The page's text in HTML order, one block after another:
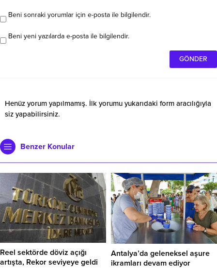
Beni sonraki yorumlar için e-posta ile bilgilendir.
Beni yeni yazılarda e-posta ile bilgilendir.
Henüz yorum yapılmamış. İlk yorumu yukarıdaki form aracılığıyla
siz yapabilirsiniz.
Benzer Konular
Reel sektörde döviz açığı
artışta, Rekor seviyeye geldi
Antalya’da geleneksel aşure
ikramları devam ediyor